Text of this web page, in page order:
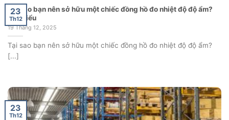
Tại sao bạn nên sở hữu một chiếc đồng hồ đo nhiệt độ độ ẩm?
Tìm hiểu
19 Tháng 12, 2025
Tại sao bạn nên sở hữu một chiếc đồng hồ đo nhiệt độ độ ẩm?
[...]
23
Th12
23
Th12